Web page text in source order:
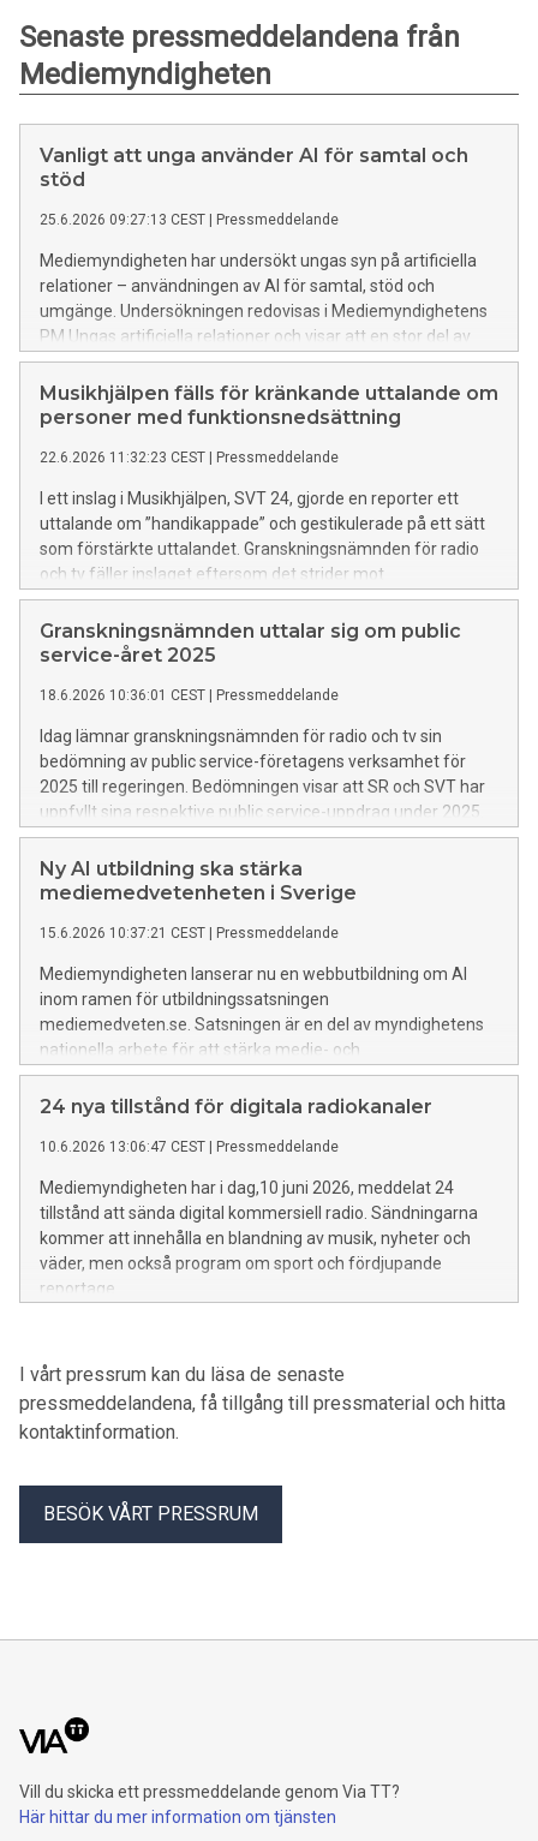
Senaste pressmeddelandena från
Mediemyndigheten
Vanligt att unga använder AI för samtal och
stöd
25.6.2026 09:27:13 CEST | Pressmeddelande
Mediemyndigheten har undersökt ungas syn på artificiella
relationer – användningen av AI för samtal, stöd och
umgänge. Undersökningen redovisas i Mediemyndighetens
PM Ungas artificiella relationer och visar att en stor del av
unga i Sverige använder AI som komplement till mänskliga
samtal.
Musikhjälpen fälls för kränkande uttalande om
personer med funktionsnedsättning
22.6.2026 11:32:23 CEST | Pressmeddelande
I ett inslag i Musikhjälpen, SVT 24, gjorde en reporter ett
uttalande om ”handikappade” och gestikulerade på ett sätt
som förstärkte uttalandet. Granskningsnämnden för radio
och tv fäller inslaget eftersom det strider mot
bestämmelsen om televisionens särskilda genomslagskraft.
Granskningsnämnden uttalar sig om public
service-året 2025
18.6.2026 10:36:01 CEST | Pressmeddelande
Idag lämnar granskningsnämnden för radio och tv sin
bedömning av public service-företagens verksamhet för
2025 till regeringen. Bedömningen visar att SR och SVT har
uppfyllt sina respektive public service-uppdrag under 2025.
SVT kritiseras dock fortsatt för bristande kvalitet i
textningen. UR har uppfyllt uppdraget utom i ett avseende
som gäller utbildningsutbudet för högskolan.
Ny AI utbildning ska stärka
mediemedvetenheten i Sverige
15.6.2026 10:37:21 CEST | Pressmeddelande
Mediemyndigheten lanserar nu en webbutbildning om AI
inom ramen för utbildningssatsningen
mediemedveten.se. Satsningen är en del av myndighetens
nationella arbete för att stärka medie- och
informationskunnigheten (MIK) i befolkningen.
24 nya tillstånd för digitala radiokanaler
10.6.2026 13:06:47 CEST | Pressmeddelande
Mediemyndigheten har i dag,10 juni 2026, meddelat 24
tillstånd att sända digital kommersiell radio. Sändningarna
kommer att innehålla en blandning av musik, nyheter och
väder, men också program om sport och fördjupande
reportage.
I vårt pressrum kan du läsa de senaste
pressmeddelandena, få tillgång till pressmaterial och hitta
kontaktinformation.
BESÖK VÅRT PRESSRUM
Vill du skicka ett pressmeddelande genom Via TT?
Här hittar du mer information om tjänsten